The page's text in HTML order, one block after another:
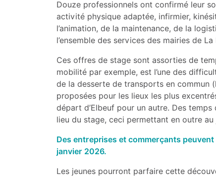
Douze professionnels ont confirmé leur
activité physique adaptée, infirmier,
l’animation, de la maintenance, de la
l’ensemble des services des mairies de
Ces offres de stage sont assorties de
mobilité par exemple, est l’une des
de la desserte de transports en commun
proposées pour les lieux les plus
départ d’Elbeuf pour un autre. Des
lieu du stage, ceci permettant en outre
Des entreprises et commerçants
janvier 2026.
Les jeunes pourront parfaire cette